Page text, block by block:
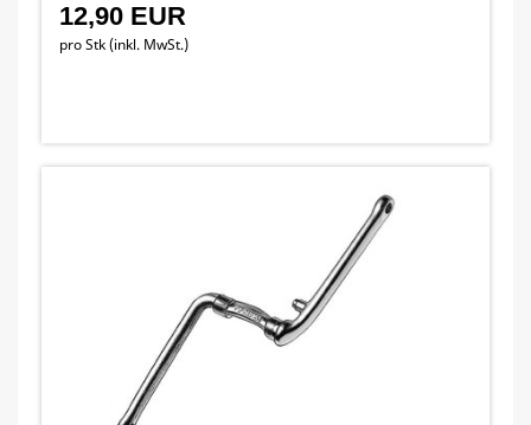
12,90 EUR
pro Stk (inkl. MwSt.)